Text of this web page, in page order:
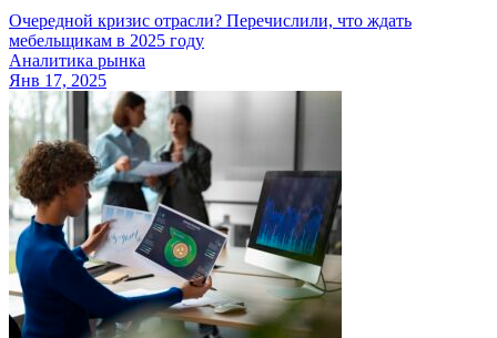
Очередной кризис отрасли? Перечислили, что ждать
мебельщикам в 2025 году
Аналитика рынка
Янв 17, 2025